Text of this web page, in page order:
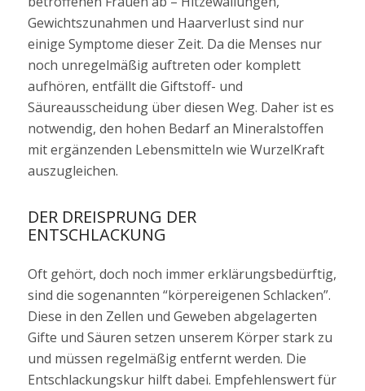
Gewichtszunahmen und Haarverlust sind nur
einige Symptome dieser Zeit. Da die Menses nur
noch unregelmäßig auftreten oder komplett
aufhören, entfällt die Giftstoff- und
Säureausscheidung über diesen Weg. Daher ist es
notwendig, den hohen Bedarf an Mineralstoffen
mit ergänzenden Lebensmitteln wie WurzelKraft
auszugleichen.
DER DREISPRUNG DER
ENTSCHLACKUNG
Oft gehört, doch noch immer erklärungsbedürftig,
sind die sogenannten “körpereigenen Schlacken”.
Diese in den Zellen und Geweben abgelagerten
Gifte und Säuren setzen unserem Körper stark zu
und müssen regelmäßig entfernt werden. Die
Entschlackungskur hilft dabei. Empfehlenswert für